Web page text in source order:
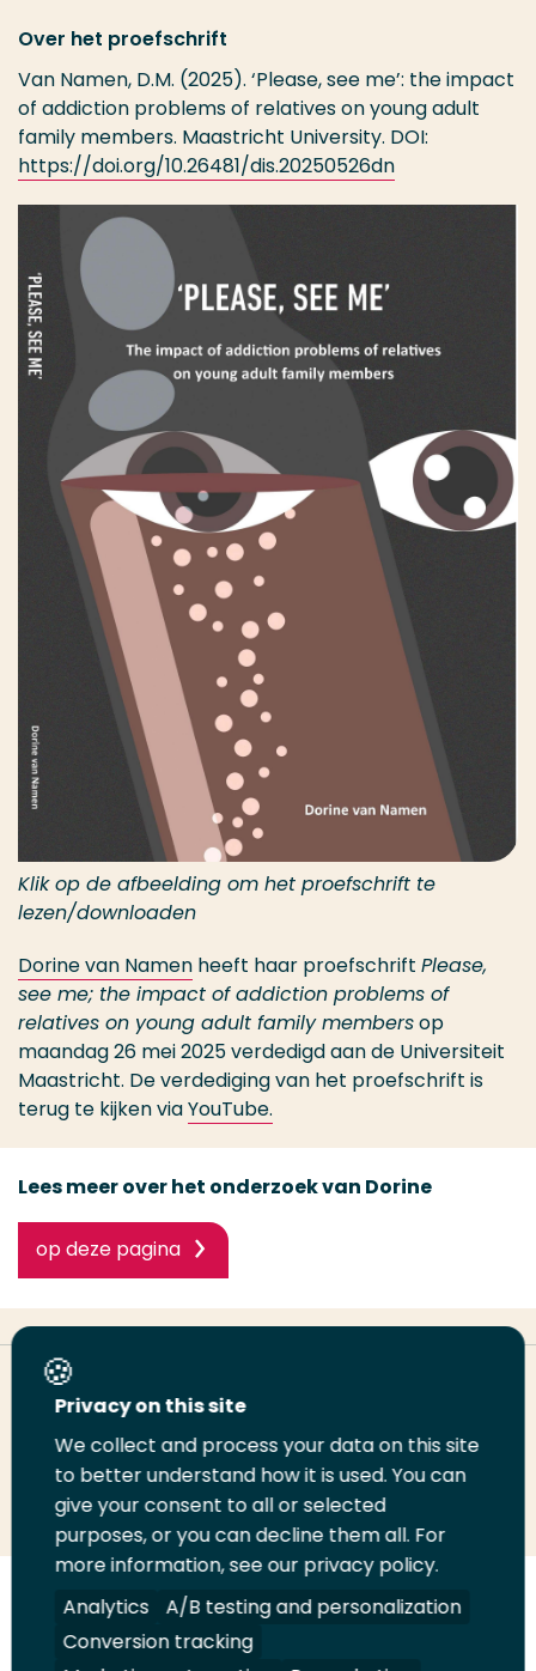
Over het proefschrift
Van Namen, D.M. (2025). ‘Please, see me’: the impact
of addiction problems of relatives on young adult
family members. Maastricht University. DOI:
https://doi.org/10.26481/dis.20250526dn
Klik op de afbeelding om het proefschrift te
lezen/downloaden
Dorine van Namen heeft haar proefschrift Please,
see me; the impact of addiction problems of
relatives on young adult family membersop
maandag 26 mei 2025 verdedigd aan de Universiteit
Maastricht. De verdediging van het proefschrift is
terug te kijken viaYouTube.
Lees meer over het onderzoek van Dorine
op deze pagina
Deel deze pagina
Deel
LinkedIn
Deel
op
Twitter
Deel
op
Facebook
Email
deze
pagina
Print
deze
pagina
Volg
ons
Volg
ons
Volg
ons
Volg
ons
Juridisch Security A-Z Index
Privacy on this site
We collect and process your data on this site
to better understand how it is used. You can
give your consent to all or selected
purposes, or you can decline them all. For
more information, see our privacy policy.
Analytics
A/B testing and personalization
Conversion tracking